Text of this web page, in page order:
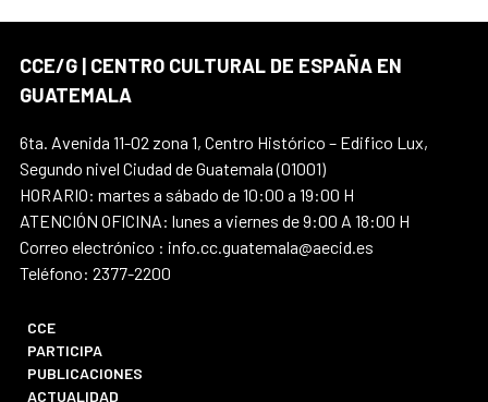
CCE/G | CENTRO CULTURAL DE ESPAÑA EN
GUATEMALA
6ta. Avenida 11-02 zona 1, Centro Histórico – Edifico Lux,
Segundo nivel Ciudad de Guatemala (01001)
HORARIO: martes a sábado de 10:00 a 19:00 H
ATENCIÓN OFICINA: lunes a viernes de 9:00 A 18:00 H
Correo electrónico : info.cc.guatemala@aecid.es
Teléfono: 2377-2200
CCE
PARTICIPA
PUBLICACIONES
ACTUALIDAD